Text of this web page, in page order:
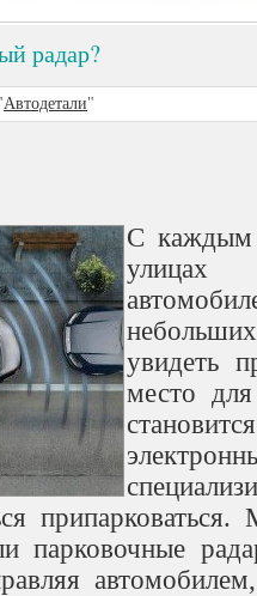
радар?
Автодетали"
С каждым
увидеть
место
припарковаться.
парковочные